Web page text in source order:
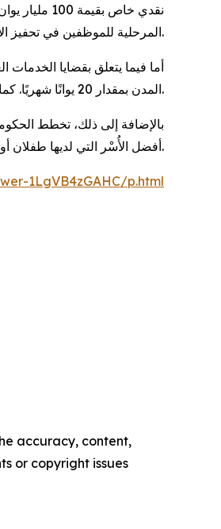
نقدي خاص
المرحلية للموظفين في تحفيز الاستهلاك في قطاع الخدمات وتنشيط السياحة.
أما فيما يتعلق بقضايا
المدن بمقدار 20 يوانًا شهريًا. كما سيتم توفير قسائم خدمات رعاية المسنين لتغطية تكاليف الرعاية لكبار السن الذين يعانون من إعاقات وظيفية متوسطة أو شديدة.
بالإضافة إلى ذلك، تخطط
أفضل الأُسْر التي لديها طفلان أو أكثر.
1LgVB4zGAHC/p.html
accuracy, content,
or copyright issues